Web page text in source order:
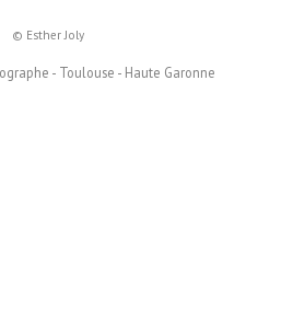
© Esther Joly
- Toulouse - Haute Garonne